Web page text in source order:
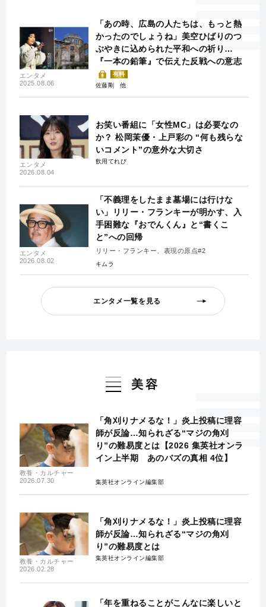
エンタメ
2025.08.06
「あの時、広島の人たちは、もっと熱
かったのでしょうね」美空ひばりのつ
ぶやきに込められた平和への祈り…
『一本の鉛筆』で伝えた反戦への意志
有料
佐藤剛
エンタメ
2026.08.04
お笑い番組に「女性MC」は必要なの
か？ 松岡茉優・上戸彩の “何も残らな
いコメント”の意外な大切さ
飲用てれび
エンタメ
2026.08.02
「不義理をしたまま墓場には行けな
い」リリー・フランキーが明かす、入
手困難な『おでんくん』と“書くこ
と”への回帰
リリー・フランキー、表現の原点#2
キムラ
エンタメ一覧を見る
美容
教養・カルチャー
2026.07.30
「角刈りナメるな！」炎上投稿に理容
師が反論…知られざる“マジの角刈
り”の難易度とは【2026 集英社オンラ
イン上半期 あのバズの真相 4位】
集英社オンライン編集部
教養・カルチャー
2026.02.28
「角刈りナメるな！」炎上投稿に理容
師が反論…知られざる“マジの角刈
り”の難易度とは
集英社オンライン編集部
「年を重ねることがこんなに楽しいと